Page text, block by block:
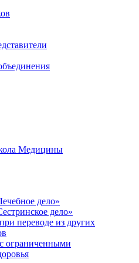
Медицины
дело»
дело»
переводе из других
ограниченными